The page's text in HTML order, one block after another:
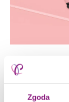
Zgoda
Serwujemy
Letnie